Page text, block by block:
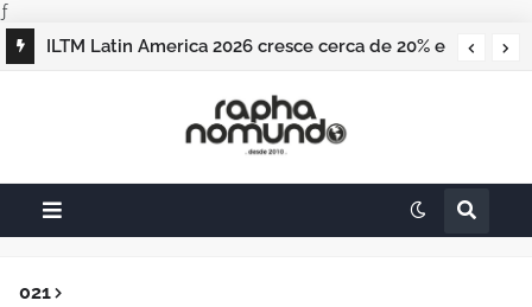
ƒ
ILTM Latin America 2026 cresce cerca de 20% e
021